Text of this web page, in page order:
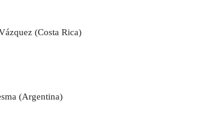
(Costa Rica)
(Argentina)